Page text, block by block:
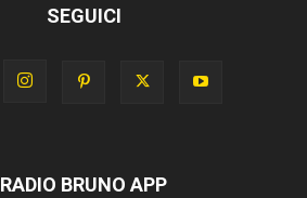
SEGUICI
RADIO BRUNO APP